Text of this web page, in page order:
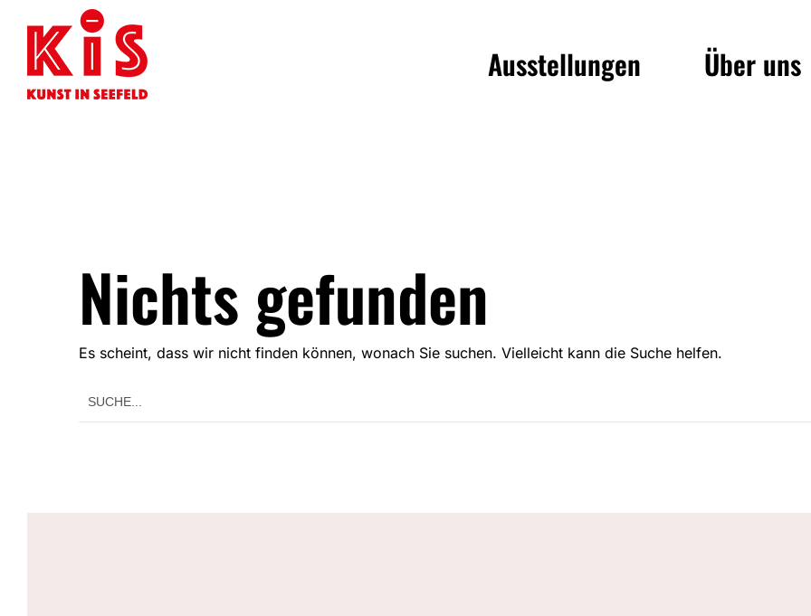
Ausstellungen Über uns
Nichts gefunden
Es scheint, dass wir nicht finden können, wonach Sie suchen. Vielleicht kann die Suche helfen.